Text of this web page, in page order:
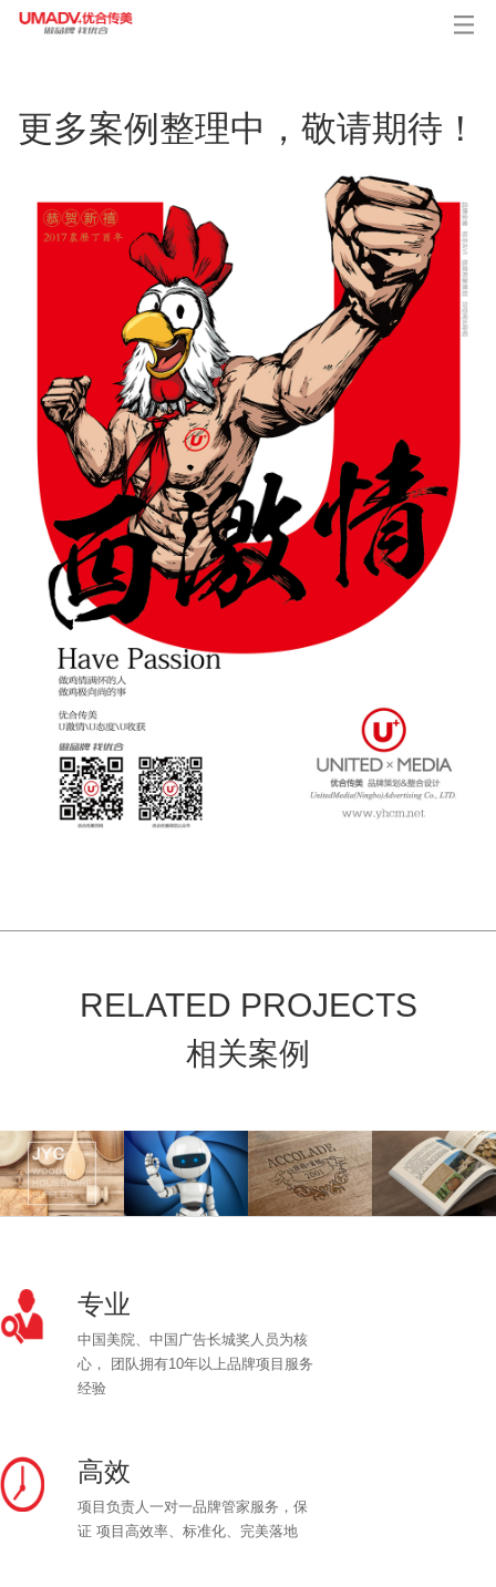
更多案例整理中，敬请期待！
RELATED PROJECTS
相关案例
专业
中国美院、中国广告长城奖人员为核
心， 团队拥有10年以上品牌项目服务
经验
高效
项目负责人一对一品牌管家服务，保
证 项目高效率、标准化、完美落地